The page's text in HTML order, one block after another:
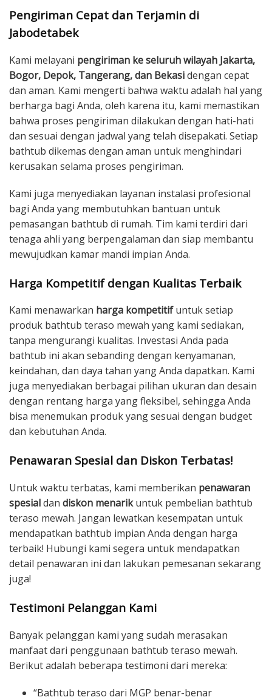
Pengiriman Cepat dan Terjamin di
Jabodetabek
Kami melayani pengiriman ke seluruh wilayah Jakarta,
Bogor, Depok, Tangerang, dan Bekasidengan cepat
dan aman. Kami mengerti bahwa waktu adalah hal yang
berharga bagi Anda, oleh karena itu, kami memastikan
bahwa proses pengiriman dilakukan dengan hati-hati
dan sesuai dengan jadwal yang telah disepakati. Setiap
bathtub dikemas dengan aman untuk menghindari
kerusakan selama proses pengiriman.
Kami juga menyediakan layanan instalasi profesional
bagi Anda yang membutuhkan bantuan untuk
pemasangan bathtub di rumah. Tim kami terdiri dari
tenaga ahli yang berpengalaman dan siap membantu
mewujudkan kamar mandi impian Anda.
Harga Kompetitif dengan Kualitas Terbaik
Kami menawarkan harga kompetitifuntuk setiap
produk bathtub teraso mewah yang kami sediakan,
tanpa mengurangi kualitas. Investasi Anda pada
bathtub ini akan sebanding dengan kenyamanan,
keindahan, dan daya tahan yang Anda dapatkan. Kami
juga menyediakan berbagai pilihan ukuran dan desain
dengan rentang harga yang fleksibel, sehingga Anda
bisa menemukan produk yang sesuai dengan budget
dan kebutuhan Anda.
Penawaran Spesial dan Diskon Terbatas!
Untuk waktu terbatas, kami memberikan penawaran
spesialdan diskon menarikuntuk pembelian bathtub
teraso mewah. Jangan lewatkan kesempatan untuk
mendapatkan bathtub impian Anda dengan harga
terbaik! Hubungi kami segera untuk mendapatkan
detail penawaran ini dan lakukan pemesanan sekarang
juga!
Testimoni Pelanggan Kami
Banyak pelanggan kami yang sudah merasakan
manfaat dari penggunaan bathtub teraso mewah.
Berikut adalah beberapa testimoni dari mereka:
“Bathtub teraso dari MGP benar-benar